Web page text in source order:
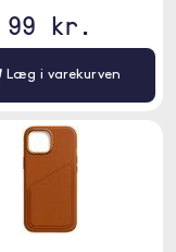
99 kr.
Læg i varekurven